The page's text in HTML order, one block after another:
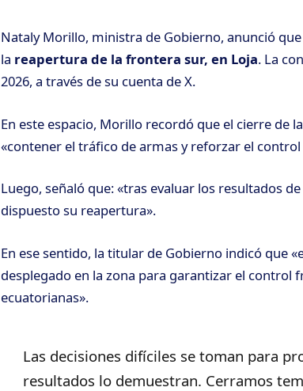
Nataly Morillo, ministra de Gobierno, anunció
la reapertura de la frontera sur, en Loja. La
2026, a través de su cuenta de X.
En este espacio, Morillo recordó que el cierre de
«contener el tráfico de armas y reforzar el control
Luego, señaló que: «tras evaluar los resultados
dispuesto su reapertura».
En ese sentido, la titular de Gobierno indicó que
desplegado en la zona para garantizar el control
ecuatorianas».
Las decisiones difíciles se toman para
resultados lo demuestran. Cerramos